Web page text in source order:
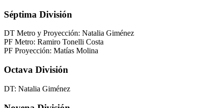
Séptima División
DT Metro y Proyección: Natalia Giménez
PF Metro: Ramiro Tonelli Costa
PF Proyección: Matías Molina
Octava División
DT: Natalia Giménez